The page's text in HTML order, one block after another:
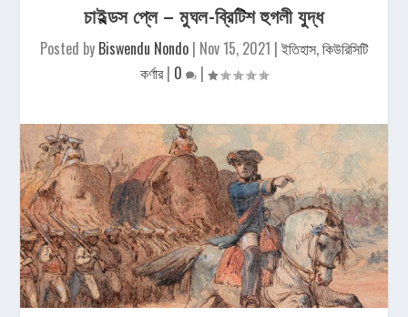
চাইল্ডস প্লে – মুঘল-ব্রিটিশ হুগলী যুদ্ধ
Posted by Biswendu Nondo | Nov 15, 2021 |ইতিহাস,কিউরিসিটি
কর্ণার| 0 |